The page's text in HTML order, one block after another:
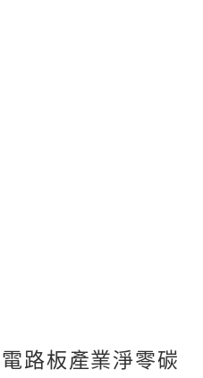
路板產業淨零碳